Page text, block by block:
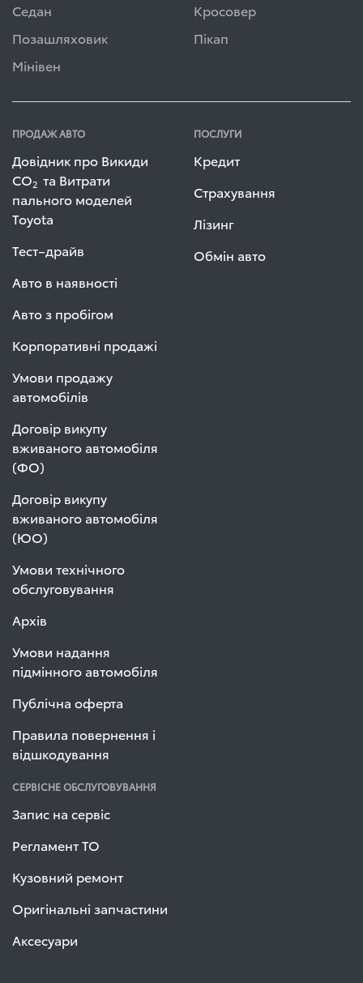
Седан
Кросовер
Позашляховик
Пікап
Мінівен
ПРОДАЖ АВТО
Довідник про Викиди
СО2 та Витрати
пального моделей
Toyota
Тест–драйв
Авто в наявності
Авто з пробігом
Корпоративні продажі
Умови продажу
автомобілів
Договір викупу
вживаного автомобіля
(ФО)
Договір викупу
вживаного автомобіля
(ЮО)
Умови технічного
обслуговування
Архів
Умови надання
підмінного автомобіля
Публічна оферта
Правила повернення і
відшкодування
ПОСЛУГИ
Кредит
Страхування
Лізинг
Обмін авто
СЕРВІСНЕ ОБСЛУГОВУВАННЯ
Запис на сервіс
Регламент ТО
Кузовний ремонт
Оригінальні запчастини
Аксесуари